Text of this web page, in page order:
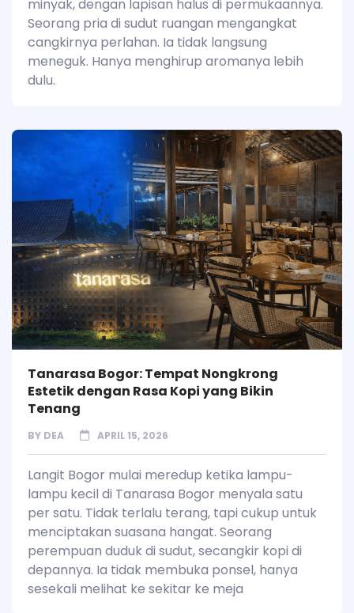
minyak, dengan lapisan halus di permukaannya.
Seorang pria di sudut ruangan mengangkat
cangkirnya perlahan. Ia tidak langsung
meneguk. Hanya menghirup aromanya lebih
dulu.
Tanarasa Bogor: Tempat Nongkrong
Estetik dengan Rasa Kopi yang Bikin
Tenang
BY DEA APRIL 15, 2026
Langit Bogor mulai meredup ketika lampu-
lampu kecil di Tanarasa Bogor menyala satu
per satu. Tidak terlalu terang, tapi cukup untuk
menciptakan suasana hangat. Seorang
perempuan duduk di sudut, secangkir kopi di
depannya. Ia tidak membuka ponsel, hanya
sesekali melihat ke sekitar ke meja